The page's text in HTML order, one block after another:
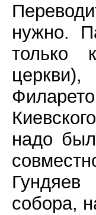
нужно.
только
надо
собора,